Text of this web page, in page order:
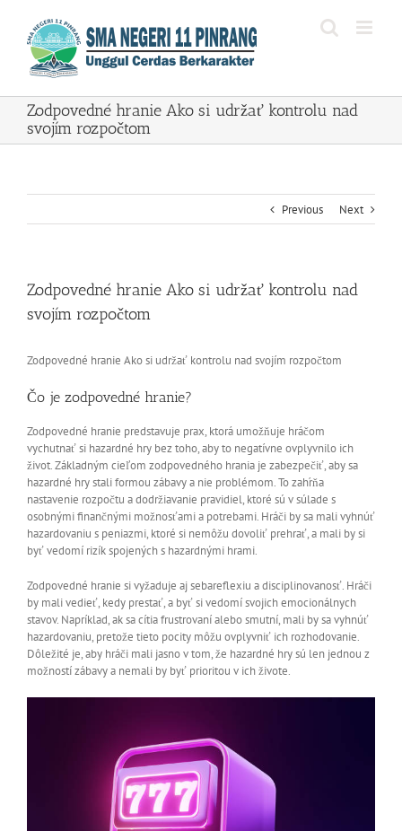
content
Zodpovedné hranie Ako si udržať kontrolu nad
svojím rozpočtom
Previous Next
Zodpovedné hranie Ako si udržať kontrolu nad
svojím rozpočtom
Zodpovedné hranie Ako si udržať kontrolu nad svojím rozpočtom
Čo je zodpovedné hranie?
Zodpovedné hranie predstavuje prax, ktorá umožňuje hráčom
vychutnať si hazardné hry bez toho, aby to negatívne ovplyvnilo ich
život. Základným cieľom zodpovedného hrania je zabezpečiť, aby sa
hazardné hry stali formou zábavy a nie problémom. To zahŕňa
nastavenie rozpočtu a dodržiavanie pravidiel, ktoré sú v súlade s
osobnými finančnými možnosťami a potrebami. Hráči by sa mali vyhnúť
hazardovaniu s peniazmi, ktoré si nemôžu dovoliť prehrať, a mali by si
byť vedomí rizík spojených s hazardnými hrami.
Zodpovedné hranie si vyžaduje aj sebareflexiu a disciplinovanosť. Hráči
by mali vedieť, kedy prestať, a byť si vedomí svojich emocionálnych
stavov. Napríklad, ak sa cítia frustrovaní alebo smutní, mali by sa vyhnúť
hazardovaniu, pretože tieto pocity môžu ovplyvniť ich rozhodovanie.
Dôležité je, aby hráči mali jasno v tom, že hazardné hry sú len jednou z
možností zábavy a nemali by byť prioritou v ich živote.